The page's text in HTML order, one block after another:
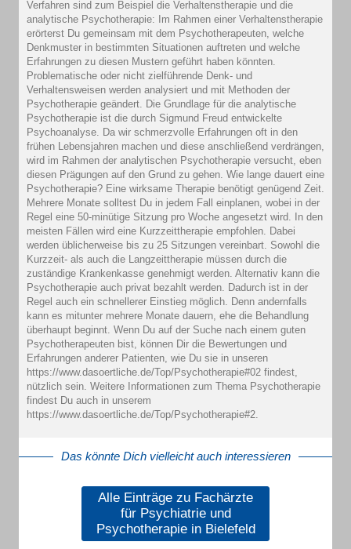
Verfahren sind zum Beispiel die Verhaltenstherapie und die
analytische Psychotherapie: Im Rahmen einer Verhaltenstherapie
erörterst Du gemeinsam mit dem Psychotherapeuten, welche
Denkmuster in bestimmten Situationen auftreten und welche
Erfahrungen zu diesen Mustern geführt haben könnten.
Problematische oder nicht zielführende Denk- und
Verhaltensweisen werden analysiert und mit Methoden der
Psychotherapie geändert. Die Grundlage für die analytische
Psychotherapie ist die durch Sigmund Freud entwickelte
Psychoanalyse. Da wir schmerzvolle Erfahrungen oft in den
frühen Lebensjahren machen und diese anschließend verdrängen,
wird im Rahmen der analytischen Psychotherapie versucht, eben
diesen Prägungen auf den Grund zu gehen. Wie lange dauert eine
Psychotherapie? Eine wirksame Therapie benötigt genügend Zeit.
Mehrere Monate solltest Du in jedem Fall einplanen, wobei in der
Regel eine 50-minütige Sitzung pro Woche angesetzt wird. In den
meisten Fällen wird eine Kurzzeittherapie empfohlen. Dabei
werden üblicherweise bis zu 25 Sitzungen vereinbart. Sowohl die
Kurzzeit- als auch die Langzeittherapie müssen durch die
zuständige Krankenkasse genehmigt werden. Alternativ kann die
Psychotherapie auch privat bezahlt werden. Dadurch ist in der
Regel auch ein schnellerer Einstieg möglich. Denn andernfalls
kann es mitunter mehrere Monate dauern, ehe die Behandlung
überhaupt beginnt. Wenn Du auf der Suche nach einem guten
Psychotherapeuten bist, können Dir die Bewertungen und
Erfahrungen anderer Patienten, wie Du sie in unseren
https://www.dasoertliche.de/Top/Psychotherapie#02 findest,
nützlich sein. Weitere Informationen zum Thema Psychotherapie
findest Du auch in unserem
https://www.dasoertliche.de/Top/Psychotherapie#2.
Das könnte Dich vielleicht auch interessieren
Alle Einträge zu Fachärzte
für Psychiatrie und
Psychotherapie in Bielefeld